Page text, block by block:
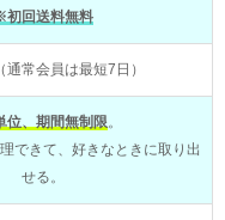
初回送料無料
通常会員は最短7日）
位、期間無制限。
できて、好きなときに取り出
せる。